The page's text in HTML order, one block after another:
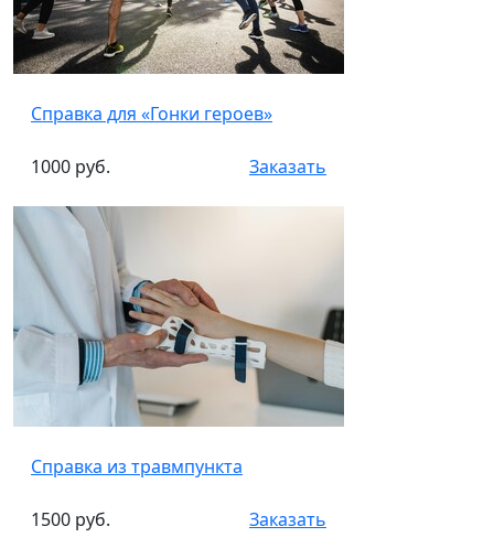
Справка для «Гонки героев»
1000 руб. Заказать
Справка из травмпункта
1500 руб. Заказать